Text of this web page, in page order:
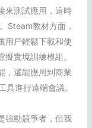
來測試應用，這時
Steam教材方面，
用戶輕鬆下載和使
實境訓練模組。
，還能應用到商業
進行遠端會議。
強勁競爭者，但我